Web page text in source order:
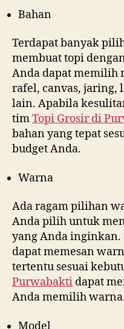
Bahan
Terdapat banyak
membuat topi
Anda dapat memilih
rafel, canvas, jaring,
lain. Apabila
timTopi Grosir di
bahan yang tepat
budget Anda.
Warna
Ada ragam pilihan
Anda pilih untuk
yang Anda inginkan.
dapat memesan
tertentu sesuai
Purwabakti dapat
Anda memilih
Model